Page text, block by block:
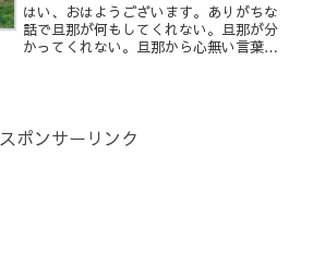
はい、おはようございます。ありがちな
話で旦那が何もしてくれない。旦那が分
かってくれない。旦那から心無い言葉を
スポンサーリンク